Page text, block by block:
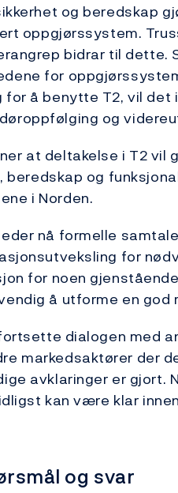
og beredskap
oppgjørssystem.
bidrar til dette.
for
å benytte T2, vil
og
at deltakelse i T2
beredskap og
i Norden.
nå formelle
for
for noen
å utforme en
dialogen med
markedsaktører der
avklaringer er gjort.
kan være klar
og svar